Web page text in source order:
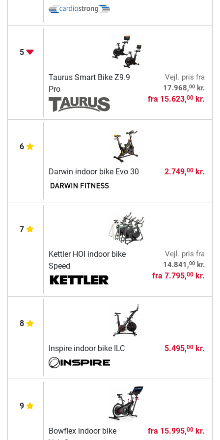
5
Taurus Smart Bike Z9.9
Pro
Vejl. pris fra
17.968,00kr.
fra 15.623,00kr.
6
Darwin indoor bike Evo 30 2.749,00kr.
7
Kettler HOI indoor bike
Speed
Vejl. pris fra
14.841,00kr.
fra 7.795,00kr.
8
Inspire indoor bike ILC 5.495,00kr.
9
Bowflex indoor bike
fra 15.995,00kr.